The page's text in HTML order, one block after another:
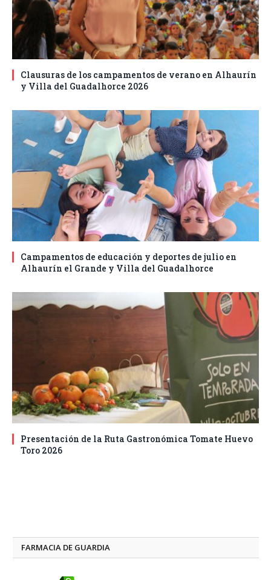
Clausuras de los campamentos de verano en Alhaurín
y Villa del Guadalhorce 2026
Campamentos de educación y deportes de julio en
Alhaurín el Grande y Villa del Guadalhorce
Presentación de la Ruta Gastronómica Tomate Huevo
Toro 2026
FARMACIA DE GUARDIA